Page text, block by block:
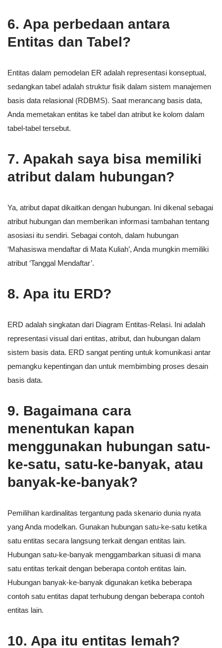
6. Apa perbedaan antara
Entitas dan Tabel?
Entitas dalam pemodelan ER adalah representasi konseptual,
sedangkan tabel adalah struktur fisik dalam sistem manajemen
basis data relasional (RDBMS). Saat merancang basis data,
Anda memetakan entitas ke tabel dan atribut ke kolom dalam
tabel-tabel tersebut.
7. Apakah saya bisa memiliki
atribut dalam hubungan?
Ya, atribut dapat dikaitkan dengan hubungan. Ini dikenal sebagai
atribut hubungan dan memberikan informasi tambahan tentang
asosiasi itu sendiri. Sebagai contoh, dalam hubungan
‘Mahasiswa mendaftar di Mata Kuliah’, Anda mungkin memiliki
atribut ‘Tanggal Mendaftar’.
8. Apa itu ERD?
ERD adalah singkatan dari Diagram Entitas-Relasi. Ini adalah
representasi visual dari entitas, atribut, dan hubungan dalam
sistem basis data. ERD sangat penting untuk komunikasi antar
pemangku kepentingan dan untuk membimbing proses desain
basis data.
9. Bagaimana cara
menentukan kapan
menggunakan hubungan satu-
ke-satu, satu-ke-banyak, atau
banyak-ke-banyak?
Pemilihan kardinalitas tergantung pada skenario dunia nyata
yang Anda modelkan. Gunakan hubungan satu-ke-satu ketika
satu entitas secara langsung terkait dengan entitas lain.
Hubungan satu-ke-banyak menggambarkan situasi di mana
satu entitas terkait dengan beberapa contoh entitas lain.
Hubungan banyak-ke-banyak digunakan ketika beberapa
contoh satu entitas dapat terhubung dengan beberapa contoh
entitas lain.
10. Apa itu entitas lemah?